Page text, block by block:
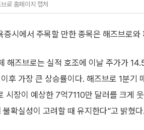
로 홈페이지 캡처
시에서 주목할 만한 종목은 해즈브로와
해즈브로는 실적 호조에 이날 주가가
후 가장 큰 상승률이다. 해즈브로 1분기
시장이 예상한 7억7110만 달러를 크게
불확실성이 고려할 때 유지한다”고 밝혔다.